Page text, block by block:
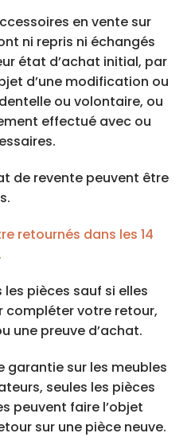
en vente sur
ni repris ni échangés
état d’achat initial, par
d’une modification ou
ou volontaire, ou
effectué avec ou
de revente peuvent être
retournés dans les 14
les pièces sauf si elles
compléter votre retour,
une preuve d’achat.
garantie sur les meubles
seules les pièces
peuvent faire l’objet
sur une pièce neuve.